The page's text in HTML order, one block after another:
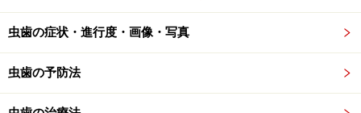
す。
しっかり満たされていますが、歯の神経が死んでいると
空間はそのままで、神経が溶けて液状化したり、逆に乾
虫歯の症状・進行度・画像・写真
虫歯の予防法